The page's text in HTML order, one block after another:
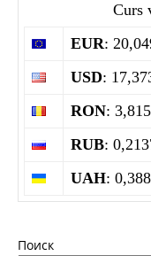
Curs
EUR:
USD:
RON:
RUB:
UAH:
Поиск